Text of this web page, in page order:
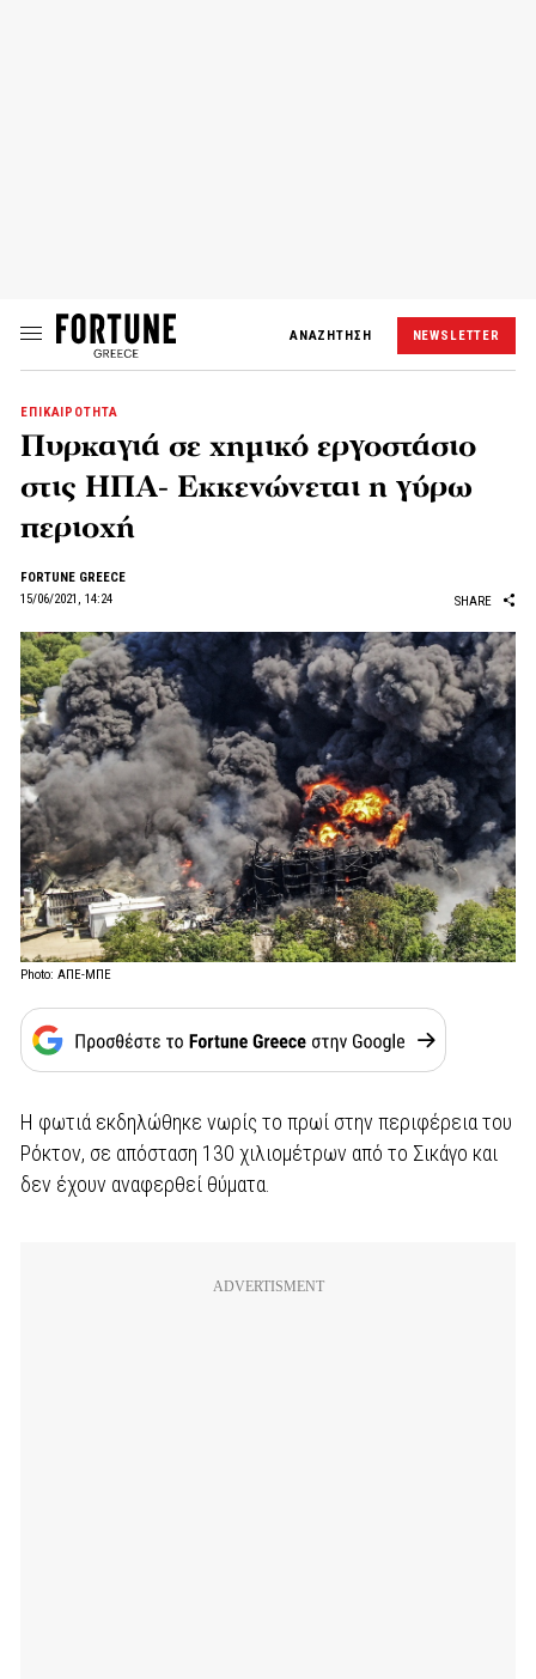
ΑΝΑΖΗΤΗΣΗ NEWSLETTER
ΕΠΙΚΑΙΡΟΤΗΤΑ
Πυρκαγιά σε χημικό εργοστάσιο
στις ΗΠΑ- Εκκενώνεται η γύρω
περιοχή
FORTUNE GREECE
15/06/2021, 14:24
SHARE
Photo: ΑΠΕ-ΜΠΕ
Η φωτιά εκδηλώθηκε νωρίς το πρωί στην περιφέρεια του
Ρόκτον, σε απόσταση 130 χιλιομέτρων από το Σικάγο και
δεν έχουν αναφερθεί θύματα.